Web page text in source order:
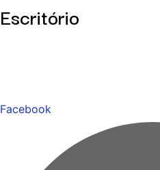
Escritório
Facebook